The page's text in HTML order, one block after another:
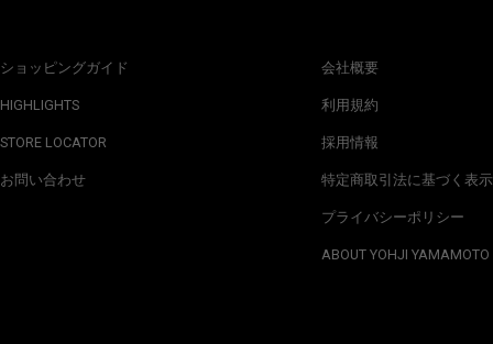
ショッピングガイド
HIGHLIGHTS
STORE LOCATOR
お問い合わせ
会社概要
利用規約
採用情報
特定商取引法に基づく表示
プライバシーポリシー
ABOUT YOHJI YAMAMOTO